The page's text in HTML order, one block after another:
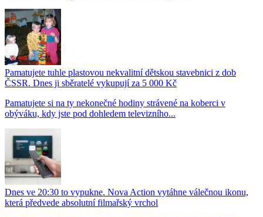
Pamatujete tuhle plastovou nekvalitní dětskou stavebnici z dob
ČSSR. Dnes ji sběratelé vykupují za 5 000 Kč
Pamatujete si na ty nekonečné hodiny strávené na koberci v
obýváku, kdy jste pod dohledem televizního...
Dnes ve 20:30 to vypukne. Nova Action vytáhne válečnou ikonu,
která předvede absolutní filmařský vrchol